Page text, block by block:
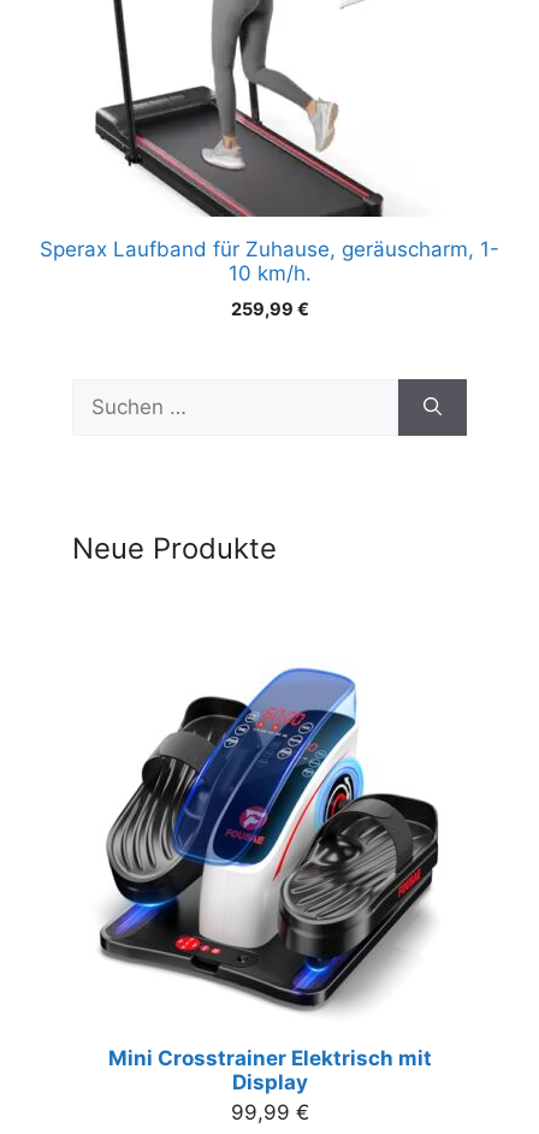
Sperax Laufband für Zuhause, geräuscharm, 1-
10 km/h.
259,99 €
nach:
Neue Produkte
Mini Crosstrainer Elektrisch mit
Display
99,99 €